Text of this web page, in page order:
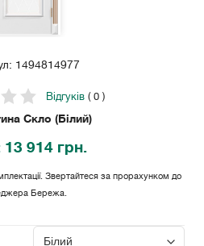
1494814977
Відгуків( 0 )
Скло (Білий)
13 914 грн.
Звертайтеся за прорахунком до
Бережа.